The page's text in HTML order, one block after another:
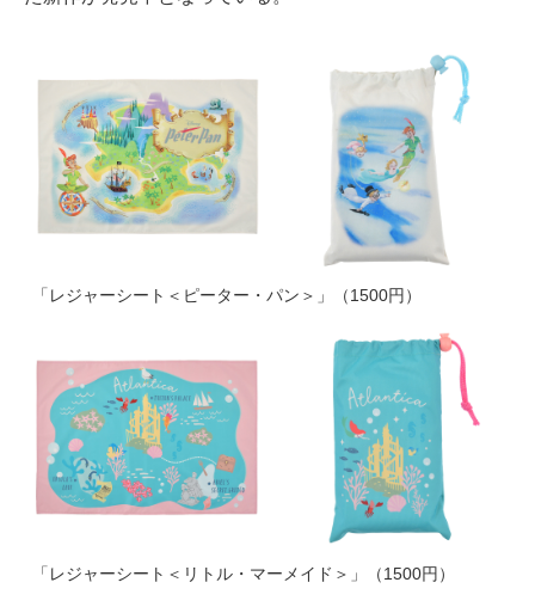
「レジャーシート＜ピーター・パン＞」（1500円）
「レジャーシート＜リトル・マーメイド＞」（1500円）